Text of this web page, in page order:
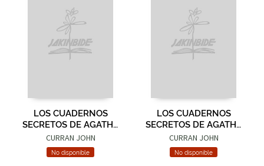
LOS CUADERNOS
SECRETOS DE AGATHA
CHRISTIE
CURRAN JOHN
No disponible
LOS CUADERNOS
SECRETOS DE AGATHA
CHRISTIE
CURRAN JOHN
No disponible